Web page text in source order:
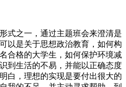
式之一，通过主题班会来澄清是
以是关于思想政治教育，如何构
合格的大学生，如何保护环境减
到生活的不易，并能以正确态度
白，理想的实现是要付出很大的